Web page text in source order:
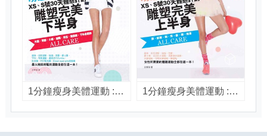
1分鐘瘦身美體運動 : XS、S號30天體態計劃 雕塑完美下半身 / 文智淑作 ; 翁家祥,方辰晏譯 1分鐘瘦身美體運動 : XS、S號30天體態計劃 雕塑完美上半身 / 文智淑作 ; 翁家祥,方辰晏譯